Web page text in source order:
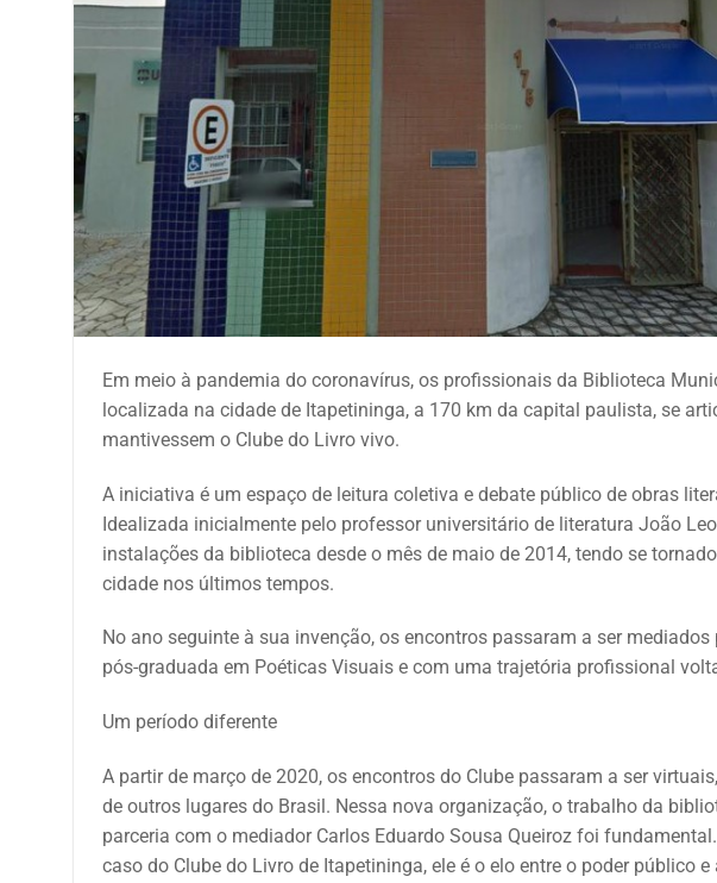
Em meio à pandemia do coronavírus, os profissionais da Biblioteca
localizada na cidade de Itapetininga, a 170 km da capital paulista, se
mantivessem o Clube do Livro vivo.
A iniciativa é um espaço de leitura coletiva e debate público de obras
Idealizada inicialmente pelo professor universitário de literatura João
instalações da biblioteca desde o mês de maio de 2014, tendo se
cidade nos últimos tempos.
No ano seguinte à sua invenção, os encontros passaram a ser
pós-graduada em Poéticas Visuais e com uma trajetória profissional
Um período diferente
A partir de março de 2020, os encontros do Clube passaram a ser
de outros lugares do Brasil. Nessa nova organização, o trabalho da
parceria com o mediador Carlos Eduardo Sousa Queiroz foi
caso do Clube do Livro de Itapetininga, ele é o elo entre o poder público